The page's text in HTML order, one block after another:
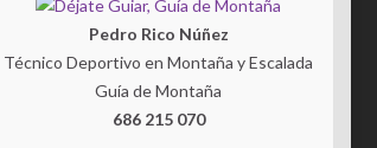
Pedro Rico Núñez
Técnico Deportivo en Montaña y Escalada
Guía de Montaña
686 215 070